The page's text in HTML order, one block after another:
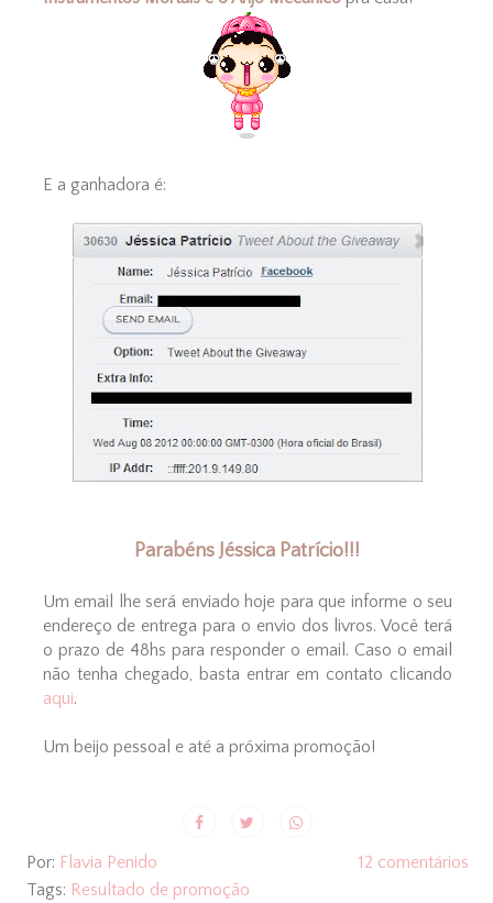
E a ganhadora é:
Parabéns Jéssica Patrício!!!
Um email lhe será enviado hoje para que informe o seu
endereço de entrega para o envio dos livros. Você terá
o prazo de 48hs para responder o email. Caso o email
não tenha chegado, basta entrar em contato clicando
aqui.
Um beijo pessoal e até a próxima promoção!
Por: Flavia Penido
12 comentários
Tags: Resultado de promoção